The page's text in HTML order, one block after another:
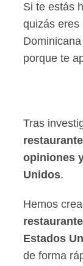
Si te estás
quizás eres
porque te
Tras
opiniones
Unidos.
Hemos
Estados
de forma